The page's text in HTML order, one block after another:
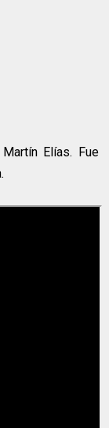
Elías. Fue